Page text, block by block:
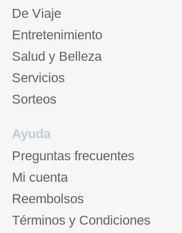
De Viaje
Entretenimiento
Salud y Belleza
Servicios
Sorteos
Ayuda
Preguntas frecuentes
Mi cuenta
Reembolsos
Términos y Condiciones